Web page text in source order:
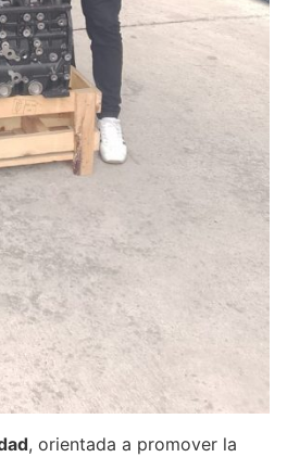
, orientada a promover la